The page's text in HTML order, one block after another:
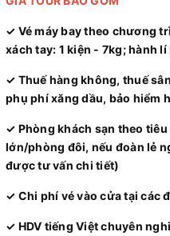
✓ Vé máy bay theo chương
xách tay: 1 kiện - 7kg; hành
✓ Thuế hàng không, thuế
phụ phí xăng dầu, bảo hiểm
✓ Phòng khách sạn theo
lớn/phòng đôi, nếu đoàn lẻ
được tư vấn chi tiết)
✓ Chi phí vé vào cửa tại các
✓ HDV tiếng Việt chuyên